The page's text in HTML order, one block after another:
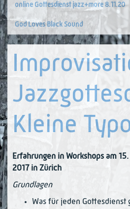
online Gottesdienst jazz+more 8.11.20
God Loves Black Sound
Kleine
Erfahrungen in Workshops am
2017 in Zürich
Grundlagen
Was für jeden Gottesdienst